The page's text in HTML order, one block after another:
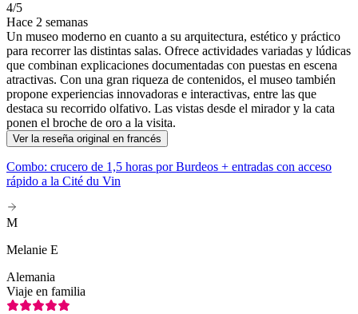
4/5
Hace 2 semanas
Un museo moderno en cuanto a su arquitectura, estético y práctico
para recorrer las distintas salas. Ofrece actividades variadas y lúdicas
que combinan explicaciones documentadas con puestas en escena
atractivas. Con una gran riqueza de contenidos, el museo también
propone experiencias innovadoras e interactivas, entre las que
destaca su recorrido olfativo. Las vistas desde el mirador y la cata
ponen el broche de oro a la visita.
Ver la reseña original en francés
Combo: crucero de 1,5 horas por Burdeos + entradas con acceso
rápido a la Cité du Vin
M
Melanie E
Alemania
Viaje en familia